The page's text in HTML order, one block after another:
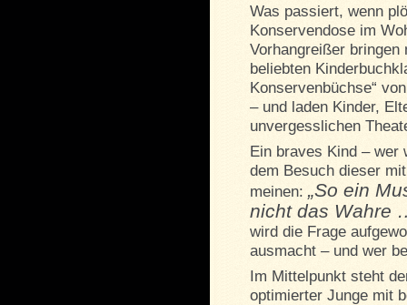
Was passiert, wenn
Konservendose im
Vorhangreißer
beliebten
Konservenbüchse“
– und laden Kinder,
unvergesslichen
Ein braves Kind – wer
dem Besuch dieser
meinen: „So ein
nicht das Wahre
wird die Frage
ausmacht – und wer
Im Mittelpunkt steht
optimierter Junge mit